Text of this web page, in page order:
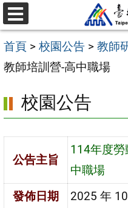
跳
至
主
要
容
區
選
單
首頁 > 校園公告 > 教師
教師培訓營-高中職場
校園公告
公告主旨
114年度勞
中職場
發佈日期
2025 年